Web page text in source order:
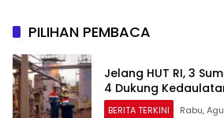
PILIHAN PEMBACA
Jelang HUT RI, 3
4 Dukung
BERITA TERKINI Rabu,